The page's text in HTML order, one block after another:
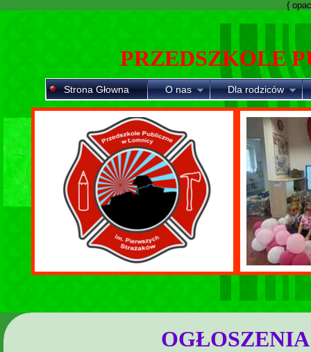
{
PRZEDSZKOLE
Strona Głowna O nas Dla rodziców